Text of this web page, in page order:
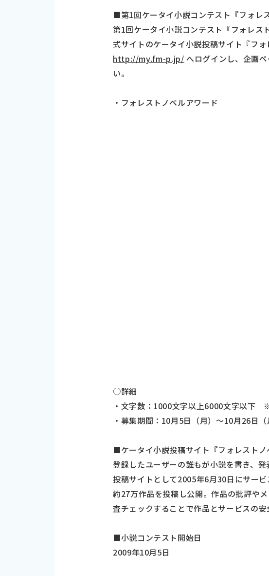
■第1回ケータイ小説コンテスト『フォレ
第1回ケータイ小説コンテスト『フォレ
式サイトのケータイ小説投稿サイト『フ
http://my.fm-p.jp/ へログインし、企画
い。
・フォレストノベルアワード
○詳細
・文字数：1000文字以上6000文字以下
・募集期間：10月5日（月）～10月26日
■ケータイ小説投稿サイト『フォレスト
登録したユーザーの誰もが小説を書き、
投稿サイトとして2005年6月30日にサー
約27万作品を投稿し公開。作品の批評や
査チェックすることで作品とサービスの安
■小説コンテスト開始日
2009年10月5日